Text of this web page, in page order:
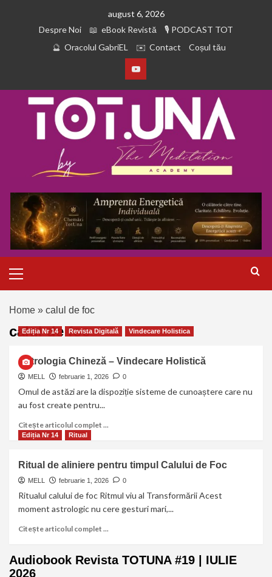
august 6, 2026
Despre Noi
eBook Revistă
PODCAST TOT
Oracolul GabriEL
Contact Coșul tău
Home » calul de foc
calul de foc
Ediția Nr 14 Revista Digitală Vindecare Holistica
Astrologia Chineză – Vindecare Holistică
MELL februarie 1, 2026 0
Omul de astăzi are la dispoziție sisteme de cunoaștere care nu
au fost create pentru...
Citește articolul complet ...
Ediția Nr 14 Ritual
Ritual de aliniere pentru timpul Calului de Foc
MELL februarie 1, 2026 0
Ritualul calului de foc Ritmul viu al Transformării Acest
moment astrologic nu cere gesturi mari,...
Citește articolul complet ...
Audiobook Revista TOTUNA #19 | IULIE
2026